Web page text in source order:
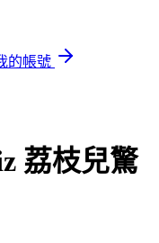
的帳號
荔枝兒驚